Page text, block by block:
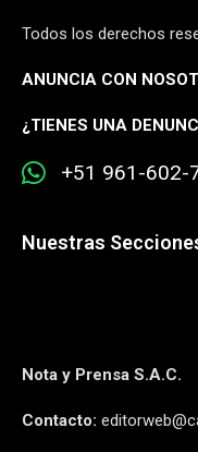
Todos los derechos
ANUNCIA CON
¿TIENES UNA
+51 961-602-
Nuestras
Nota y Prensa S.A.C.
Contacto: